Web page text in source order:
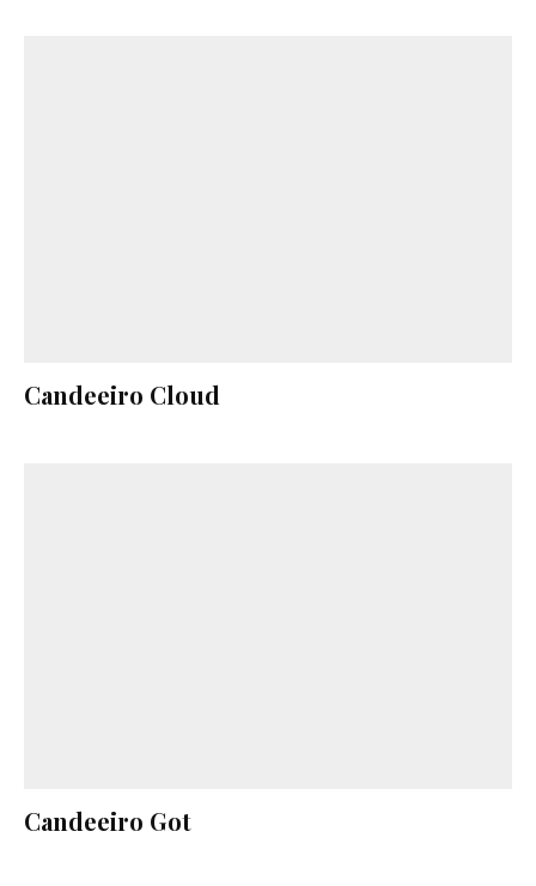
Candeeiro Cloud
Candeeiro Got